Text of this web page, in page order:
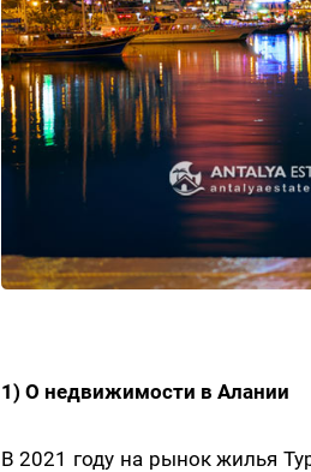
1) О недвижимости в Алании
В 2021 году на рынок жилья